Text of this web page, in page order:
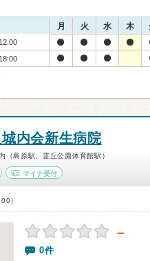
月 火 水 木
内会新生病院
（島原駅、霊丘公園体育館駅）
マイナ受付
）
－
0件